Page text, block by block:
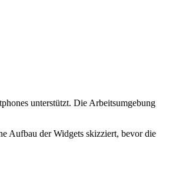
unterstützt. Die Arbeitsumgebung
Aufbau der Widgets skizziert, bevor die